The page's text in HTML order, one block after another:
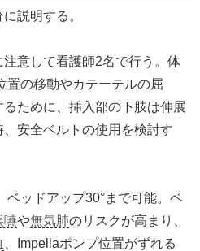
説明する。
注意して看護師2名で行う。体
置の移動やカテーテルの屈
ために、挿入部の下肢は伸展
安全ベルトの使用を検討す
ベッドアップ30°まで可能。ベ
嚥や無気肺のリスクが高まり、
、Impellaポンプ位置がずれる